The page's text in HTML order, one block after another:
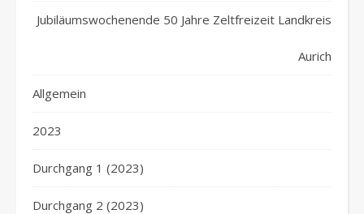
Jubiläumswochenende 50 Jahre Zeltfreizeit Landkreis
Aurich
Allgemein
2023
Durchgang 1 (2023)
Durchgang 2 (2023)